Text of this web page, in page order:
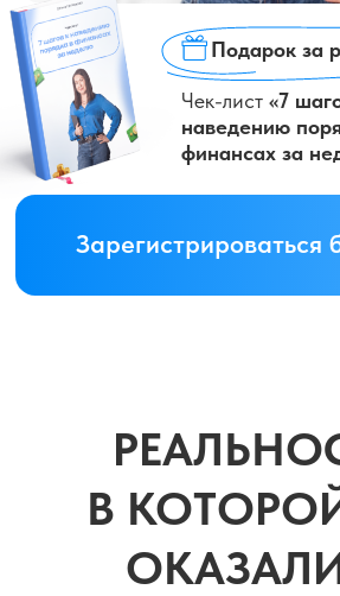
РЕАЛЬНОСТЬ,
В КОТОРОЙ МЫ
ОКАЗАЛИСЬ
Цены растут
КАЖДЫЙ
ДЕНЬ
>20%